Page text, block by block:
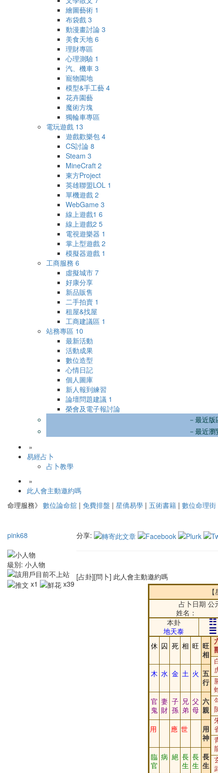
繪圖藝術 1
布袋戲 3
動漫畫討論 3
美食天地 6
理財專區
心理測驗 1
汽、機車 3
寵物園地
模型&手工藝 4
花卉園藝
魔術方塊
獨輪車專區
電玩遊戲 13
遊戲歡樂包 4
CS討論 8
Steam 3
MineCraft 2
東方Project
英雄聯盟LOL 1
單機遊戲 2
WebGame 3
線上遊戲1 6
線上遊戲2 5
電視遊樂器 1
掌上型遊戲 2
模擬器遊戲 1
工商服務 6
虛擬城市 7
好康分享
新品販售
二手拍賣 1
租屋&找屋
工商建議區 1
站務專區 10
最新活動
活動成果
數位造型
心情日記
個人圖庫
新人報到練習
論壇問題建議 1
榮會及電子報討論
－最近版
－最近瀏
»
易經占卜
占卜教學
»
此人會主動邀約嗎
命理服務》 數位論命舘 | 免費排盤 | 星僑易學 | 五術書籍 | 數位命理街
pink68
級別: 小人物
x1
x39
分享:
[占卦][問卜] 此人會主動邀約嗎
占卜日期 公
姓名：
本卦
地天泰
☷
☰
旺
相
旺
相
死
囚
休
五
行
火
土
金
水
木
六
親
父
母
兄
弟
子
孫
妻
財
官
鬼
用
神
世
應
用
長
生
長
生
長
生
絕
病
臨
官